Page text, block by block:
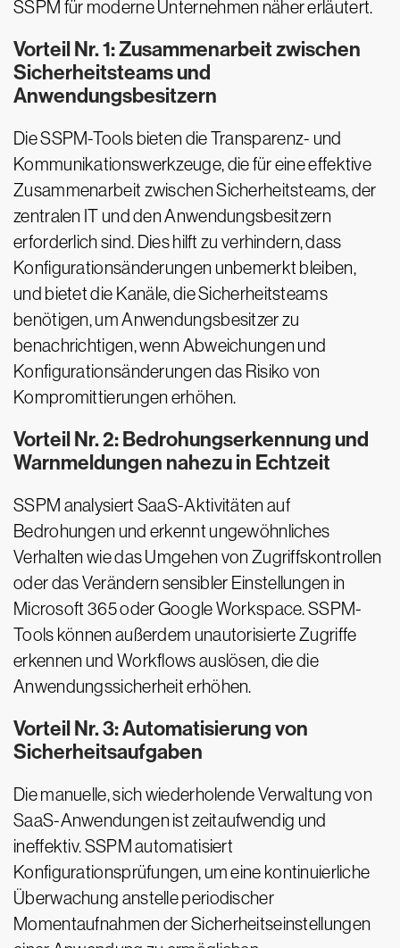
SSPM für moderne Unternehmen näher erläutert.
Vorteil Nr. 1: Zusammenarbeit zwischen
Sicherheitsteams und
Anwendungsbesitzern
Die SSPM-Tools bieten die Transparenz- und
Kommunikationswerkzeuge, die für eine effektive
Zusammenarbeit zwischen Sicherheitsteams, der
zentralen IT und den Anwendungsbesitzern
erforderlich sind. Dies hilft zu verhindern, dass
Konfigurationsänderungen unbemerkt bleiben,
und bietet die Kanäle, die Sicherheitsteams
benötigen, um Anwendungsbesitzer zu
benachrichtigen, wenn Abweichungen und
Konfigurationsänderungen das Risiko von
Kompromittierungen erhöhen.
Vorteil Nr. 2: Bedrohungserkennung und
Warnmeldungen nahezu in Echtzeit
SSPM analysiert SaaS-Aktivitäten auf
Bedrohungen und erkennt ungewöhnliches
Verhalten wie das Umgehen von Zugriffskontrollen
oder das Verändern sensibler Einstellungen in
Microsoft 365 oder Google Workspace. SSPM-
Tools können außerdem unautorisierte Zugriffe
erkennen und Workflows auslösen, die die
Anwendungssicherheit erhöhen.
Vorteil Nr. 3: Automatisierung von
Sicherheitsaufgaben
Die manuelle, sich wiederholende Verwaltung von
SaaS-Anwendungen ist zeitaufwendig und
ineffektiv. SSPM automatisiert
Konfigurationsprüfungen, um eine kontinuierliche
Überwachung anstelle periodischer
Momentaufnahmen der Sicherheitseinstellungen